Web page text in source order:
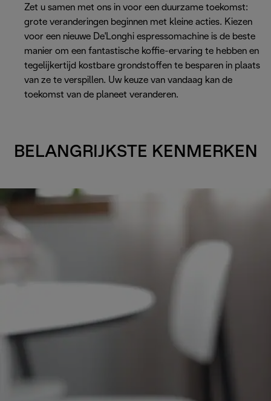
Zet u samen met ons in voor een duurzame toekomst:
grote veranderingen beginnen met kleine acties. Kiezen
voor een nieuwe De'Longhi espressomachine is de beste
manier om een fantastische koffie-ervaring te hebben en
tegelijkertijd kostbare grondstoffen te besparen in plaats
van ze te verspillen. Uw keuze van vandaag kan de
toekomst van de planeet veranderen.
BELANGRIJKSTE KENMERKEN